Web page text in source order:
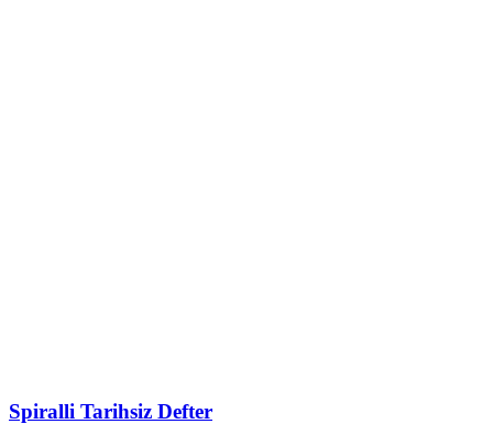
Spiralli Tarihsiz Defter